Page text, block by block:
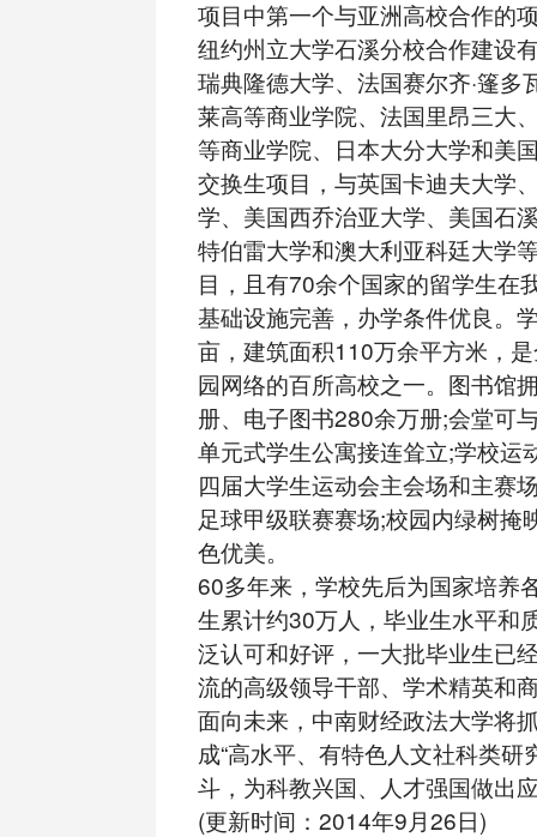
项目中第一个与亚洲高校合作的
纽约州立大学石溪分校合作建设
瑞典隆德大学、法国赛尔齐·篷多
莱高等商业学院、法国里昂三大
等商业学院、日本大分大学和美
交换生项目，与英国卡迪夫大学
学、美国西乔治亚大学、美国石
特伯雷大学和澳大利亚科廷大学
目，且有70余个国家的留学生在
基础设施完善，办学条件优良。
亩，建筑面积110万余平方米，
园网络的百所高校之一。图书馆
册、电子图书280余万册;会堂可
单元式学生公寓接连耸立;学校运
四届大学生运动会主会场和主赛
足球甲级联赛赛场;校园内绿树掩
色优美。
60多年来，学校先后为国家培养
生累计约30万人，毕业生水平和
泛认可和好评，一大批毕业生已
流的高级领导干部、学术精英和
面向未来，中南财经政法大学将
成“高水平、有特色人文社科类研
斗，为科教兴国、人才强国做出
(更新时间：2014年9月26日)